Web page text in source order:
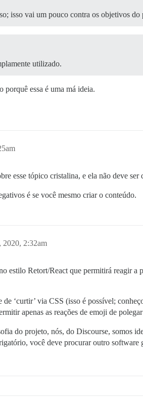
isso vai um pouco contra os objetivos
utilizado.
porquê essa é uma má ideia.
esse tópico cristalina, e ela não deve
é se você mesmo criar o conteúdo.
2020, 2:32am
estilo Retort/React que permitirá reagir
‘curtir’ via CSS (isso é possível;
apenas as reações de emoji de
do projeto, nós, do Discourse, somos
você deve procurar outro software